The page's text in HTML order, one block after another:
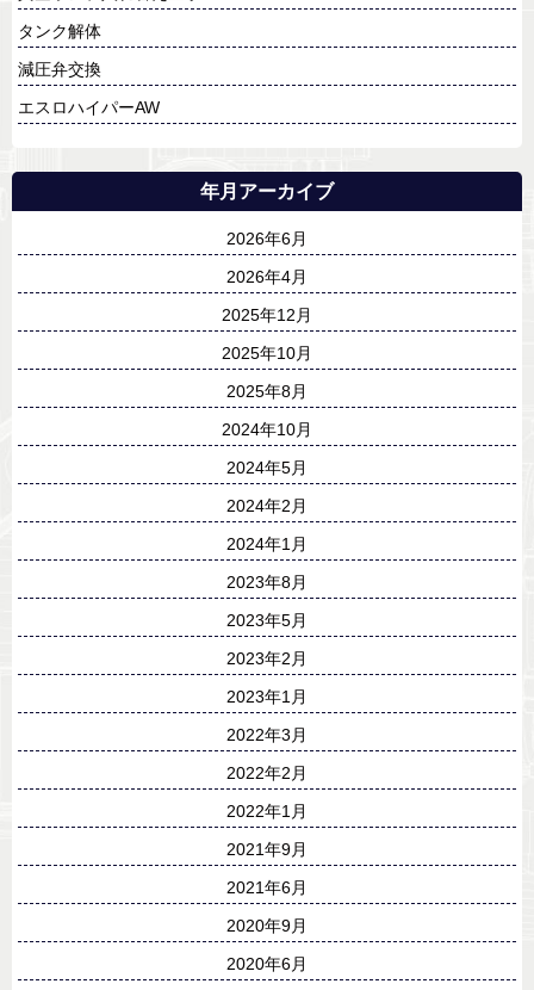
タンク解体
減圧弁交換
エスロハイパーAW
年月アーカイブ
2026年6月
2026年4月
2025年12月
2025年10月
2025年8月
2024年10月
2024年5月
2024年2月
2024年1月
2023年8月
2023年5月
2023年2月
2023年1月
2022年3月
2022年2月
2022年1月
2021年9月
2021年6月
2020年9月
2020年6月